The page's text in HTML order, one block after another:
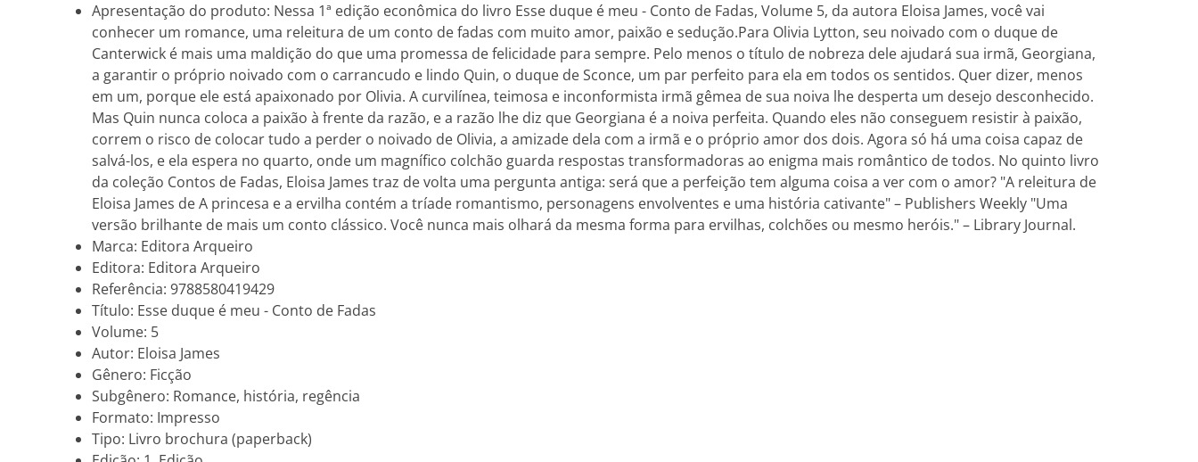
Apresentação do produto: Nessa 1ª edição econômica do livro Esse duque é meu - Conto de Fadas, Volume 5, da autora Eloisa James, você vai
conhecer um romance, uma releitura de um conto de fadas com muito amor, paixão e sedução.Para Olivia Lytton, seu noivado com o duque de
Canterwick é mais uma maldição do que uma promessa de felicidade para sempre. Pelo menos o título de nobreza dele ajudará sua irmã, Georgiana,
a garantir o próprio noivado com o carrancudo e lindo Quin, o duque de Sconce, um par perfeito para ela em todos os sentidos. Quer dizer, menos
em um, porque ele está apaixonado por Olivia. A curvilínea, teimosa e inconformista irmã gêmea de sua noiva lhe desperta um desejo desconhecido.
Mas Quin nunca coloca a paixão à frente da razão, e a razão lhe diz que Georgiana é a noiva perfeita. Quando eles não conseguem resistir à paixão,
correm o risco de colocar tudo a perder o noivado de Olivia, a amizade dela com a irmã e o próprio amor dos dois. Agora só há uma coisa capaz de
salvá-los, e ela espera no quarto, onde um magnífico colchão guarda respostas transformadoras ao enigma mais romântico de todos. No quinto livro
da coleção Contos de Fadas, Eloisa James traz de volta uma pergunta antiga: será que a perfeição tem alguma coisa a ver com o amor? "A releitura de
Eloisa James de A princesa e a ervilha contém a tríade romantismo, personagens envolventes e uma história cativante" – Publishers Weekly "Uma
versão brilhante de mais um conto clássico. Você nunca mais olhará da mesma forma para ervilhas, colchões ou mesmo heróis." – Library Journal.
Marca: Editora Arqueiro
Editora: Editora Arqueiro
Referência: 9788580419429
Título: Esse duque é meu - Conto de Fadas
Volume: 5
Autor: Eloisa James
Gênero: Ficção
Subgênero: Romance, história, regência
Formato: Impresso
Tipo: Livro brochura (paperback)